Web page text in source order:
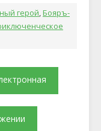
герой,Бояръ-